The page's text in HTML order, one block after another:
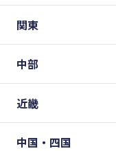
関東
中部
近畿
中国・四国